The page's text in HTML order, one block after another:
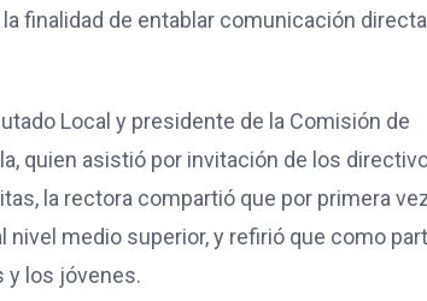
finalidad de entablar comunicación
Local y presidente de la Comisión de
quien asistió por invitación de los
la rectora compartió que por primera
nivel medio superior, y refirió que como
y los jóvenes.